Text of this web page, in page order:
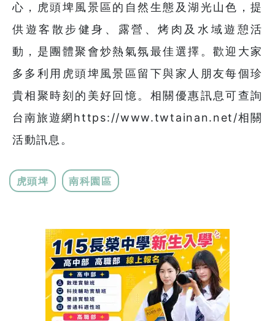
心，虎頭埤風景區的自然生態及湖光山色，提
供遊客散步健身、露營、烤肉及水域遊憩活
動，是團體聚會炒熱氣氛最佳選擇。歡迎大家
多多利用虎頭埤風景區留下與家人朋友每個珍
貴相聚時刻的美好回憶。相關優惠訊息可查詢
台南旅遊網https://www.twtainan.net/相關
活動訊息。
虎頭埤 南科園區